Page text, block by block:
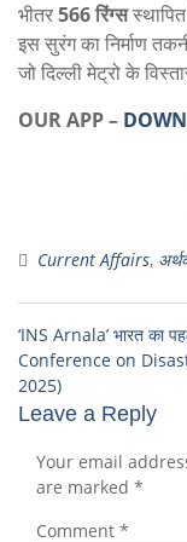
भीतर566 रिंग्स
इस सुरंग का निर्माण
जो दिल्ली मेट्रो के
OUR APP–
Current Affairs,
‘INS Arnala’ भारत का
Conference on
2025)
Leave a Reply
Your email
are marked *
Comment *